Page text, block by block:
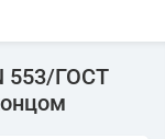
553/ГОСТ